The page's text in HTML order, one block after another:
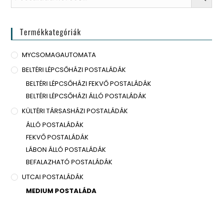
Termékkategóriák
MYCSOMAGAUTOMATA
BELTÉRI LÉPCSŐHÁZI POSTALÁDÁK
BELTÉRI LÉPCSŐHÁZI FEKVŐ POSTALÁDÁK
BELTÉRI LÉPCSŐHÁZI ÁLLÓ POSTALÁDÁK
KÜLTÉRI TÁRSASHÁZI POSTALÁDÁK
ÁLLÓ POSTALÁDÁK
FEKVŐ POSTALÁDÁK
LÁBON ÁLLÓ POSTALÁDÁK
BEFALAZHATÓ POSTALÁDÁK
UTCAI POSTALÁDÁK
MEDIUM POSTALÁDA